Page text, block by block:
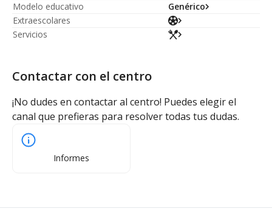
Modelo educativo
Genérico
Extraescolares
Servicios
Contactar con el centro
¡No dudes en contactar al centro! Puedes elegir el
canal que prefieras para resolver todas tus dudas.
Informes